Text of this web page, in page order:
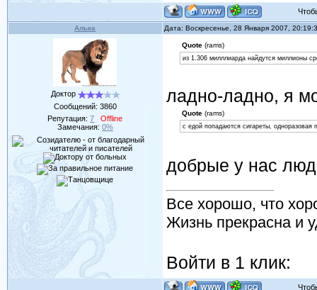
Алька Дата: Воскресенье, 28 Января 2007,
Доктор
Сообщений: 3860
Репутация:7
Offline
Замечания: 0%
Quote(rams)
из 1.306 милллиарда найдутся миллионы
ладно-ладно, я
Quote(rams)
с едой попадаются сигареты, одноразовая
добрые у нас
Все хорошо, что
Жизнь прекрасна и
Войти в 1 клик: